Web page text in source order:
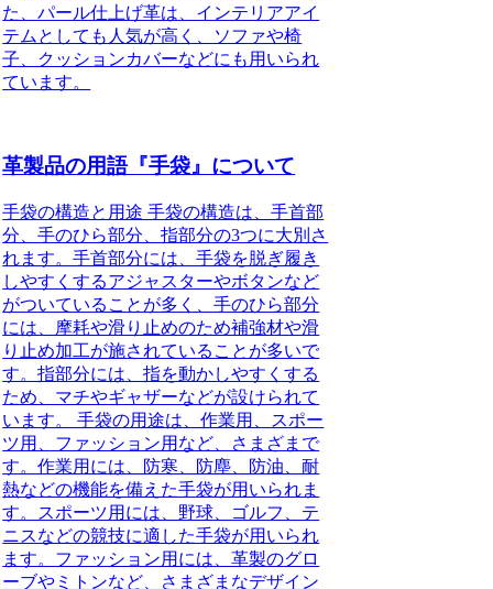
た、パール仕上げ革は、インテリアアイ
テムとしても人気が高く、ソファや椅
子、クッションカバーなどにも用いられ
ています。
革製品の用語『手袋』について
手袋の構造と用途 手袋の構造は、手首部
分、手のひら部分、指部分の3つに大別さ
れます。手首部分には、手袋を脱ぎ履き
しやすくするアジャスターやボタンなど
がついていることが多く、手のひら部分
には、摩耗や滑り止めのため補強材や滑
り止め加工が施されていることが多いで
す。指部分には、指を動かしやすくする
ため、マチやギャザーなどが設けられて
います。 手袋の用途は、作業用、スポー
ツ用、ファッション用など、さまざまで
す。作業用には、防寒、防塵、防油、耐
熱などの機能を備えた手袋が用いられま
す。スポーツ用には、野球、ゴルフ、テ
ニスなどの競技に適した手袋が用いられ
ます。ファッション用には、革製のグロ
ーブやミトンなど、さまざまなデザイン